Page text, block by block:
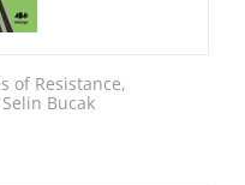
of Resistance,
Bucak